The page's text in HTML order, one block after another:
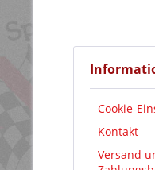
Cookie-
Kontakt
Versand